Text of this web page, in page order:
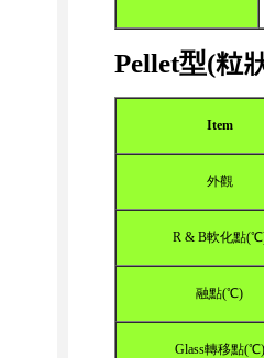
Pellet型(粒
Item
外觀
R & B軟化點
融點(℃)
Glass轉移點(℃)